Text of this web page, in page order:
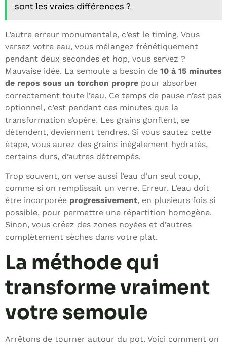
sont les vraies différences ?
L’autre erreur monumentale, c’est le timing. Vous
versez votre eau, vous mélangez frénétiquement
pendant deux secondes et hop, vous servez ?
Mauvaise idée. La semoule a besoin de 10 à 15 minutes
de repos sous un torchon propre pour absorber
correctement toute l’eau. Ce temps de pause n’est pas
optionnel, c’est pendant ces minutes que la
transformation s’opère. Les grains gonflent, se
détendent, deviennent tendres. Si vous sautez cette
étape, vous aurez des grains inégalement hydratés,
certains durs, d’autres détrempés.
Trop souvent, on verse aussi l’eau d’un seul coup,
comme si on remplissait un verre. Erreur. L’eau doit
être incorporée progressivement, en plusieurs fois si
possible, pour permettre une répartition homogène.
Sinon, vous créez des zones noyées et d’autres
complètement sèches dans votre plat.
La méthode qui
transforme vraiment
votre semoule
Arrêtons de tourner autour du pot. Voici comment on